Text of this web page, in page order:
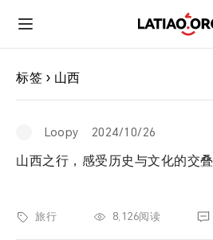
首页
技术
旅行
标签 › 山西
Loopy 2024/10/26
山西之行，感受历史与文化的交叠
旅行 8,126阅读